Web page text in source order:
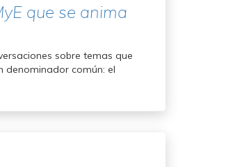
que se anima
sobre temas que
denominador común: el